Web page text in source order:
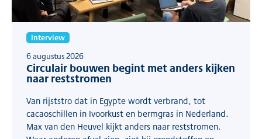
Interview
6 augustus 2026
Circulair bouwen begint met anders kijken
naar reststromen
Van rijststro dat in Egypte wordt verbrand, tot
cacaoschillen in Ivoorkust en bermgras in Nederland.
Max van den Heuvel kijkt anders naar reststromen.